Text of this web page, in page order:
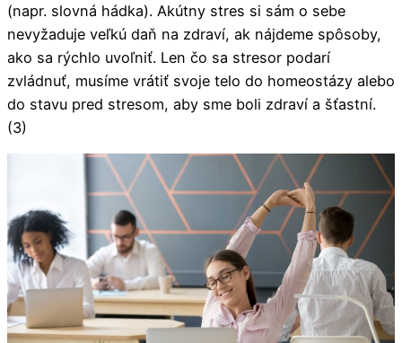
(napr. slovná hádka). Akútny stres si sám o sebe
nevyžaduje veľkú daň na zdraví, ak nájdeme spôsoby,
ako sa rýchlo uvoľniť. Len čo sa stresor podarí
zvládnuť, musíme vrátiť svoje telo do homeostázy alebo
do stavu pred stresom, aby sme boli zdraví a šťastní.
(3)